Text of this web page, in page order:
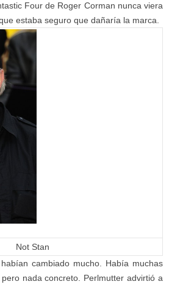
Four de Roger Corman nunca viera
estaba seguro que dañaría la marca.
Not Stan
cambiado mucho. Había muchas
pero nada concreto. Perlmutter advirtió a